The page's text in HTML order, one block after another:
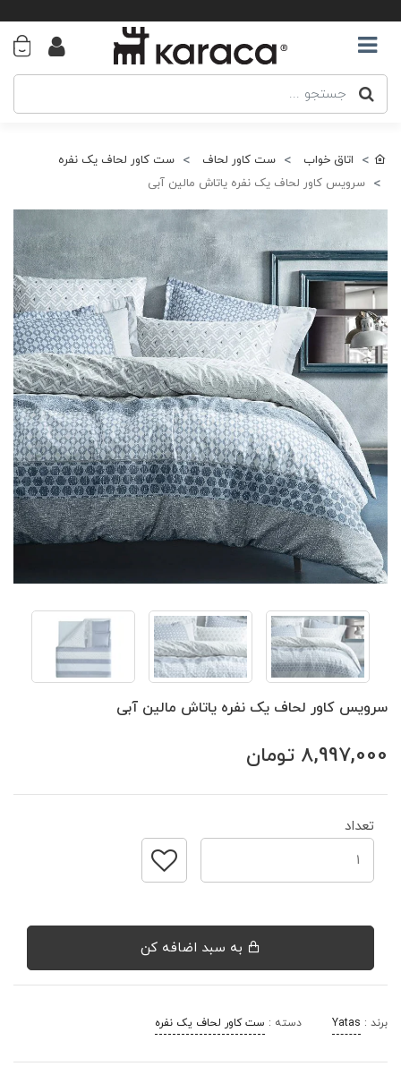
اتاق خواب ست کاور لحاف
ست کاور لحاف یک نفره
سرویس کاور لحاف یک نفره یاتاش مالین آبی
سرویس کاور لحاف یک نفره یاتاش مالین آبی
8,997,000 تومان
تعداد
برند : Yatas دسته : ست کاور لحاف یک نفره